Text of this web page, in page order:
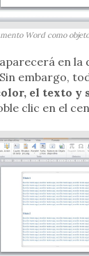
Word como objeto
en la
embargo,
el texto y
clic en el